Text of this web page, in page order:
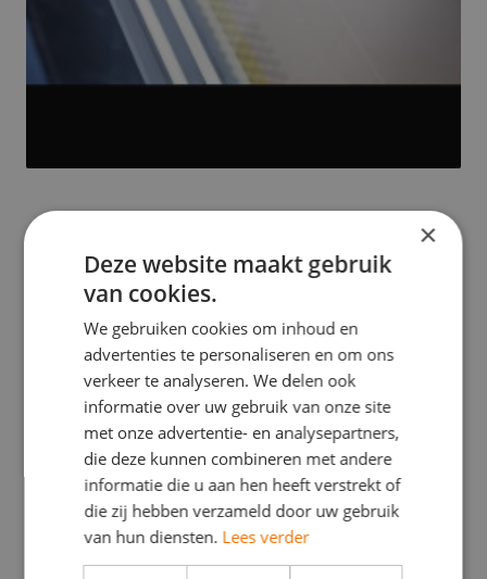
Graveren
Graveren is een precisietechniek die in de
industriële sector wordt gebruikt om
permanente markeringen of ontwerpen
aan te brengen op een verscheidenheid
aan materialen, zoals metaal, kunststof,
glas en hout. Deze techniek maakt gebruik
van geavanceerde machines om via
verschillende methoden, zoals
×
Deze website maakt gebruik
van cookies.
We gebruiken cookies om inhoud en
advertenties te personaliseren en om ons
verkeer te analyseren. We delen ook
informatie over uw gebruik van onze site
met onze advertentie- en analysepartners,
die deze kunnen combineren met andere
informatie die u aan hen heeft verstrekt of
die zij hebben verzameld door uw gebruik
van hun diensten. Lees verder